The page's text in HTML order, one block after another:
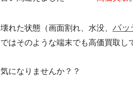
壊れた状態（画面割れ、水没、 バッ
ではそのような端末でも高価買取し
気になりませんか？？